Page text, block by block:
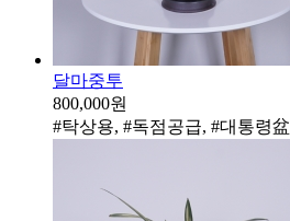
달마중투
800,000원
#탁상용, #독점공급, #대통령盆